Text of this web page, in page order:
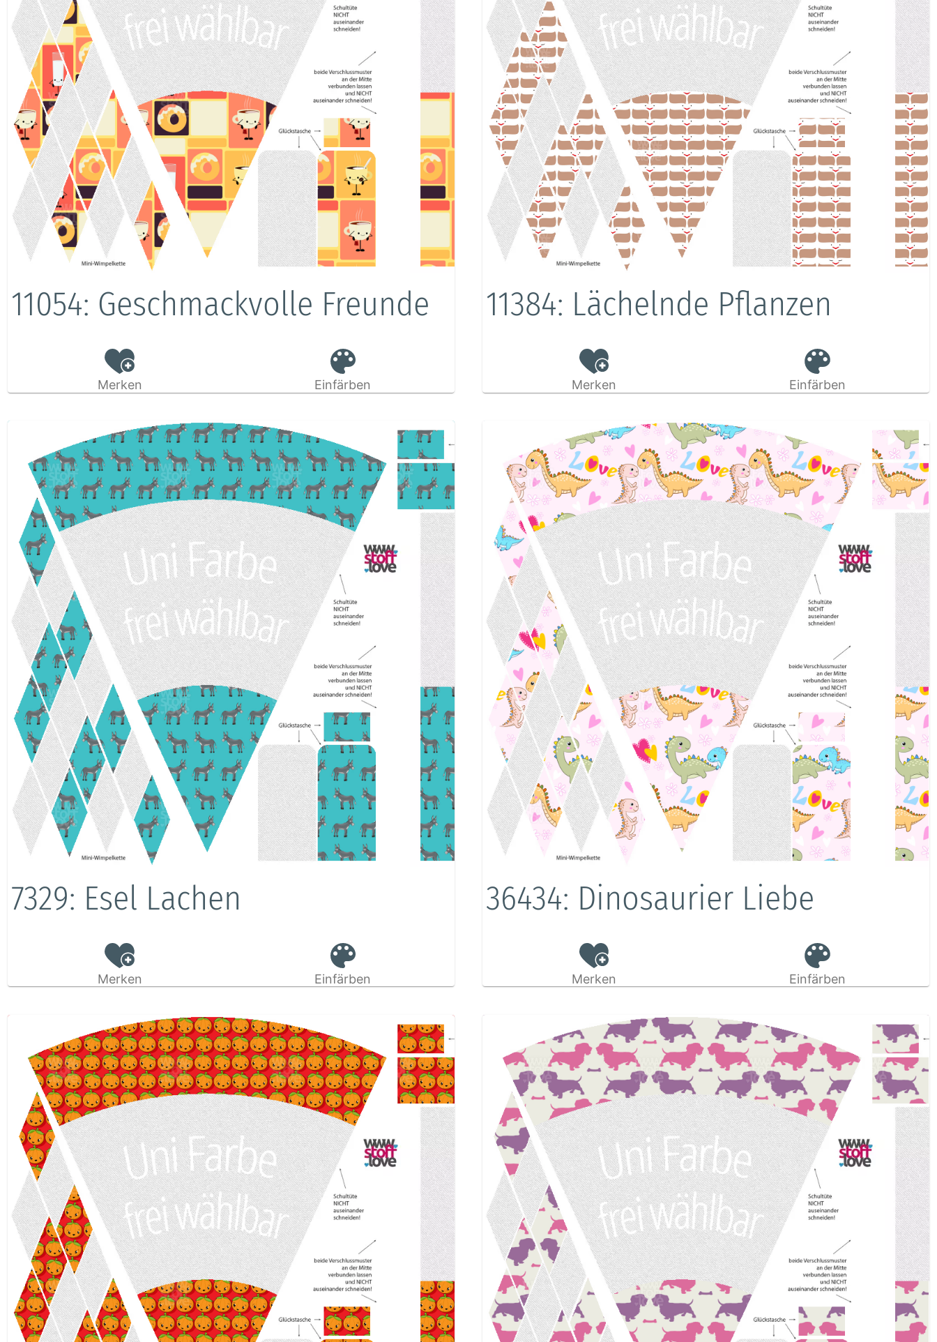
11054: Geschmackvolle Freunde
Merken Einfärben
11384: Lächelnde Pflanzen
Merken Einfärben
7329: Esel Lachen
Merken Einfärben
36434: Dinosaurier Liebe
Merken Einfärben